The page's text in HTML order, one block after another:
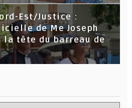
Est/Justice :
de Me Joseph
la tête du barreau de